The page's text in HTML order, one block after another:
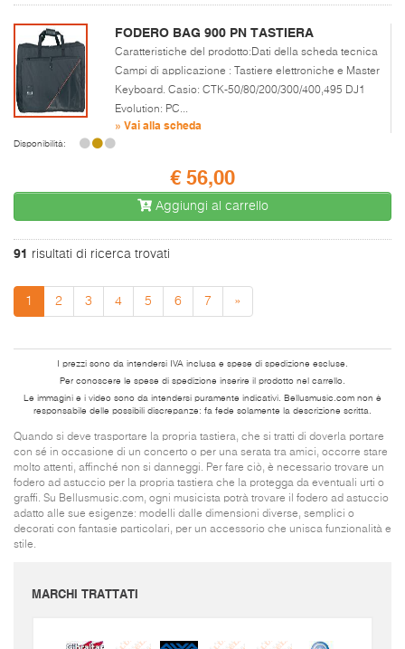
FODERO BAG 900 PN TASTIERA
Caratteristiche del prodotto:Dati della scheda tecnica
Campi di applicazione : Tastiere elettroniche e Master
Keyboard. Casio: CTK-50/80/200/300/400,495 DJ1
Evolution: PC...
» Vai alla scheda
Disponibilità:
€ 56,00
Aggiungi al carrello
91 risultati di ricerca trovati
1 2 3 4 5 6 7 »
I prezzi sono da intendersi IVA inclusa e spese di spedizione escluse.
Per conoscere le spese di spedizione inserire il prodotto nel carrello.
Le immagini e i video sono da intendersi puramente indicativi. Bellusmusic.com non è
responsabile delle possibili discrepanze: fa fede solamente la descrizione scritta.
Quando si deve trasportare la propria tastiera, che si tratti di doverla portare
con sé in occasione di un concerto o per una serata tra amici, occorre stare
molto attenti, affinché non si danneggi. Per fare ciò, è necessario trovare un
fodero ad astuccio per la propria tastiera che la protegga da eventuali urti o
graffi. Su Bellusmusic.com, ogni musicista potrà trovare il fodero ad astuccio
adatto alle sue esigenze: modelli dalle dimensioni diverse, semplici o
decorati con fantasie particolari, per un accessorio che unisca funzionalità e
stile.
MARCHI TRATTATI